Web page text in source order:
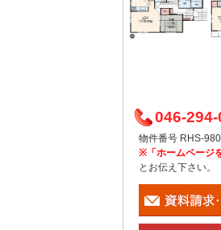
046-
物件番号 RHS-
※「ホームページ
とお伝え下さい。